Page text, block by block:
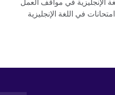
الإنجليزية في مواقف العمل
في اللغة الإنجليزية